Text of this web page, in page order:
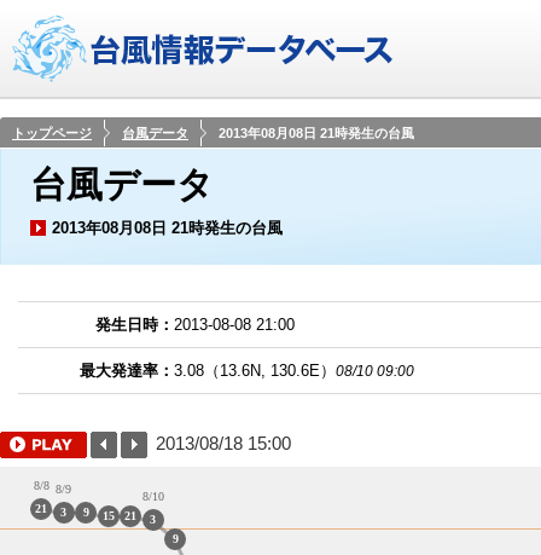
トップページ 台風データ 2013年08月08日 21時発生の台風
台風データ
2013年08月08日 21時発生の台風
発生日時： 2013-08-08 21:00
最大発達率： 3.08 （ 13.6N, 130.6E） 08/10 09:00
2013/08/18 15:00
21
8/8
3
8/9
9
15 21 3
8/10
9